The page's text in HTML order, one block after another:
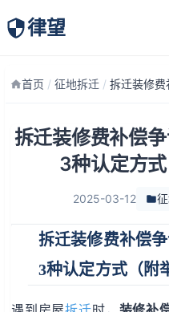
律望
律师团队
首页 / 征地拆迁 /
拆迁装修费补偿
3种认定方式
2025-03-12
拆迁装修费补偿
3种认定方式（附